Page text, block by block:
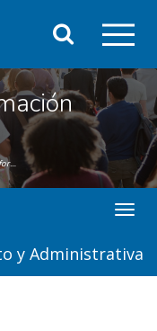
o
el
Buscar
Documentos en Información Pública
Menú
|
y Administrativa